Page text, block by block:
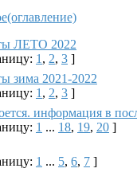
ЛЕТО 2022
1 , 2, 3 ]
зима 2021-2022
1 , 2, 3 ]
информация в
1 ... 18, 19, 20 ]
1 ... 5, 6, 7 ]